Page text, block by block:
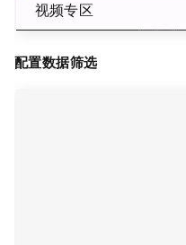
视频专区
配置数据筛选